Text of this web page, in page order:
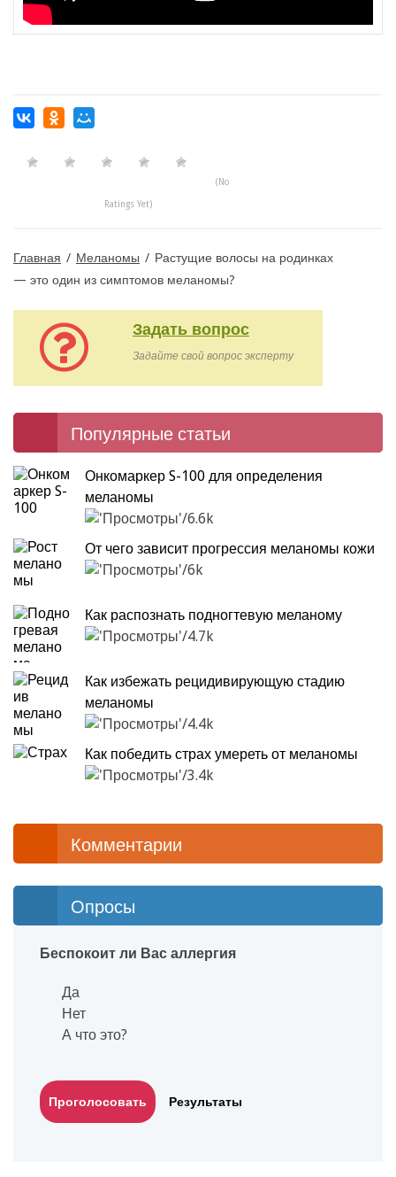
(No
Ratings Yet)
Главная / Меланомы / Растущие волосы на родинках ‭
—‬ это один из симптомов меланомы?
Задать вопрос
Задайте свой вопрос эксперту
Популярные статьи
Онкомаркер S-100 для определения
меланомы
6.6k
От чего зависит прогрессия меланомы кожи
6k
Как распознать подногтевую меланому
4.7k
Как избежать рецидивирующую стадию
меланомы
4.4k
Как победить страх умереть от меланомы
3.4k
Комментарии
Опросы
Беспокоит ли Вас аллергия
Да
Нет
А что это?
Результаты